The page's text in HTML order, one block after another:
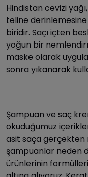
Hindistan cevizi
teline
biridir. Saçı içten
yoğun bir
maske olarak
sonra yıkanarak
Şampuan ve saç
okuduğumuz
asit saça gerçekten
şampuanlar neden
ürünlerinin